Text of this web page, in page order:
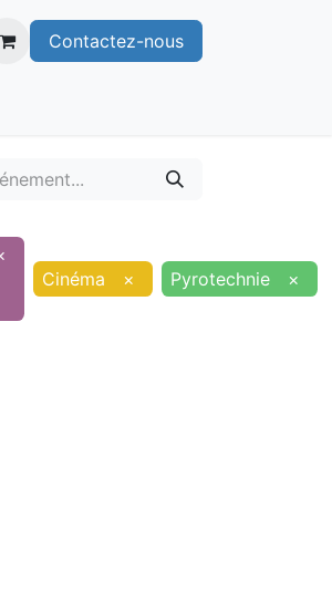
Contactez-nous
Cinéma
× Pyrotechnie ×